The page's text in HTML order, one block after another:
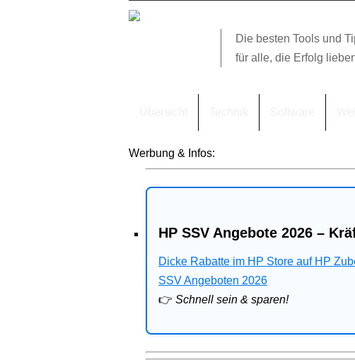
Die besten Tools und
für alle, die Erfolg
Werbung & Infos:
HP SSV Angebote 2026 –
Dicke Rabatte im HP Store auf HP
SSV Angeboten 2026
👉 Schnell sein & sparen!